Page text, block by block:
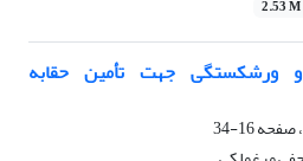
2.53 M
و ورشکستگی جهت تأمین حقابه‌
16-34